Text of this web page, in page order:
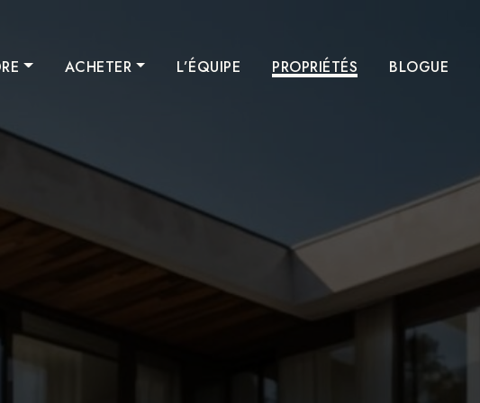
ACHETER L’ÉQUIPE PROPRIÉTÉS BLOGUE